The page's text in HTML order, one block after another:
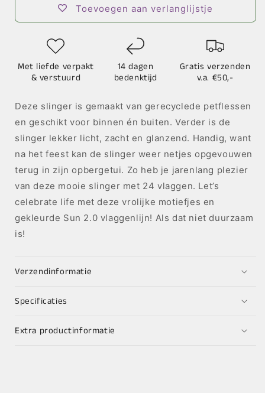
Toevoegen aan verlanglijstje
Met liefde verpakt
& verstuurd
14 dagen
bedenktijd
Gratis verzenden
v.a. €50,-
Deze slinger is gemaakt van gerecyclede petflessen
en geschikt voor binnen én buiten. Verder is de
slinger lekker licht, zacht en glanzend. Handig, want
na het feest kan de slinger weer netjes opgevouwen
terug in zijn opbergetui. Zo heb je jarenlang plezier
van deze mooie slinger met 24 vlaggen. Let’s
celebrate life met deze vrolijke motiefjes en
gekleurde Sun 2.0 vlaggenlijn! Als dat niet duurzaam
is!
Verzendinformatie
Specificaties
Extra productinformatie